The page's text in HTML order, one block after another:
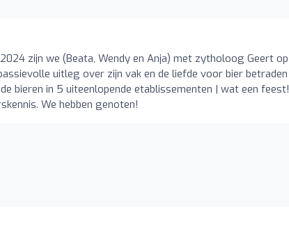
zijn we (Beata, Wendy en Anja) met zytholoog Geert
uitleg over zijn vak en de liefde voor bier
bieren in 5 uiteenlopende etablissementen | wat een feest!
We hebben genoten!